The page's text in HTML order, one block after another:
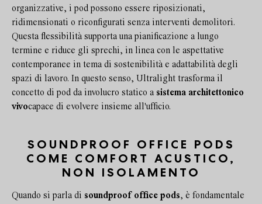
organizzative, i pod possono essere riposizionati,
ridimensionati o riconfigurati senza interventi demolitori.
Questa flessibilità supporta una pianificazione a lungo
termine e riduce gli sprechi, in linea con le aspettative
contemporanee in tema di sostenibilità e adattabilità degli
spazi di lavoro. In questo senso, Ultralight trasforma il
concetto di pod da involucro statico a sistema architettonico
vivocapace di evolvere insieme all'ufficio.
SOUNDPROOF OFFICE PODS
COME COMFORT ACUSTICO,
NON ISOLAMENTO
Quando si parla di soundproof office pods, è fondamentale